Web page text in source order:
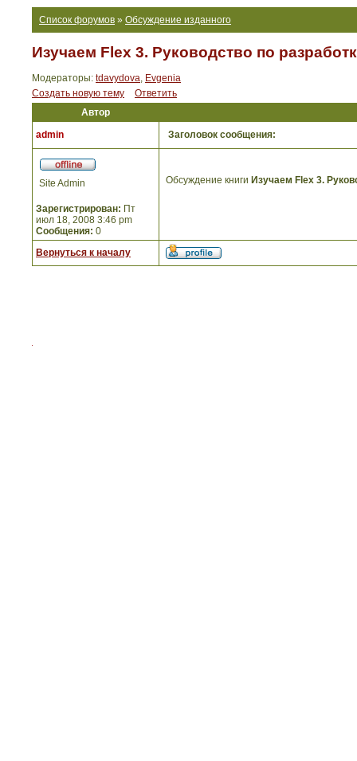
Список форумов » Обсуждение изданного
Изучаем Flex 3. Руководство по
Модераторы: tdavydova, Evgenia
Создать новую тему
Ответить
Автор
admin
Заголовок сообщения:
Site Admin
Зарегистрирован: Пт
июл 18, 2008 3:46 pm
Сообщения: 0
Обсуждение книги Изучаем Flex 3.
Вернуться к началу